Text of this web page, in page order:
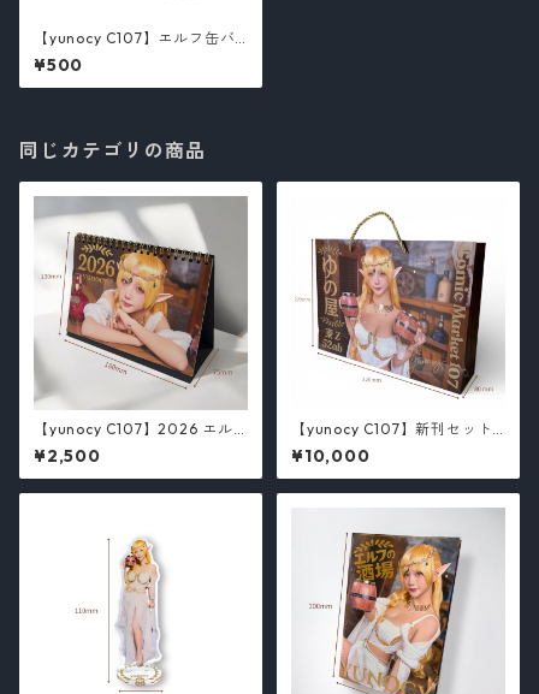
【yunocy C107】エルフ缶バ
ッチ（全2種）
¥500
同じカテゴリの商品
【yunocy C107】2026 エル
フ卓上カレンダー
¥2,500
【yunocy C107】新刊セット
（数量限定）
¥10,000